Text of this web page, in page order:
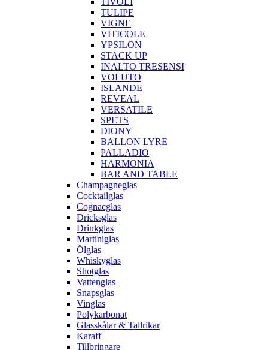
TULIPE
VIGNE
VITICOLE
YPSILON
STACK UP
INALTO TRESENSI
VOLUTO
ISLANDE
REVEAL
VERSATILE
SPETS
DIONY
BALLON LYRE
PALLADIO
HARMONIA
BAR AND TABLE
Champagneglas
Cocktailglas
Cognacglas
Dricksglas
Drinkglas
Martiniglas
Ölglas
Whiskyglas
Shotglas
Vattenglas
Snapsglas
Vinglas
Polykarbonat
Glasskålar & Tallrikar
Karaff
Tillbringare